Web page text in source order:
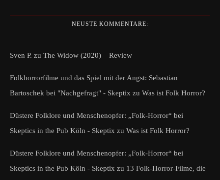
NEUSTE KOMMENTARE:
Sven P. zu The Widow (2020) – Review
Folkhorrorfilme und das Spiel mit der Angst: Sebastian
Bartoschek bei "Nachgefragt" - Skeptix zu Was ist Folk Horror?
Düstere Folklore und Menschenopfer: „Folk-Horror“ bei
Skeptics in the Pub Köln - Skeptix zu Was ist Folk Horror?
Düstere Folklore und Menschenopfer: „Folk-Horror“ bei
Skeptics in the Pub Köln - Skeptix zu 13 Folk-Horror-Filme, die